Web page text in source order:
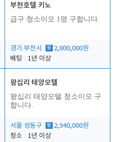
부천호텔 키노
급구 청소이모 1명 구합니다.
경기 부천시 월 2,800,000원
베팅
1년 이상
왕십리 태양모텔
왕십리 태양모텔 청소이모 구
합니다.
서울 성동구 월 2,940,000원
청소
1년 이상